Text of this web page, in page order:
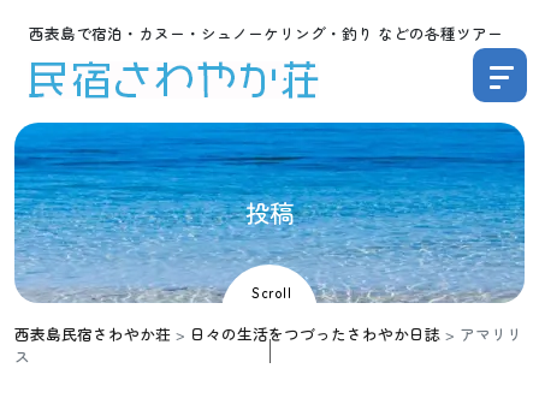
西表島で宿泊・カヌー・シュノーケリング・釣り などの各種ツアー
投稿
Scroll
西表島民宿さわやか荘 > 日々の生活をつづったさわやか日誌 > アマリリ
ス